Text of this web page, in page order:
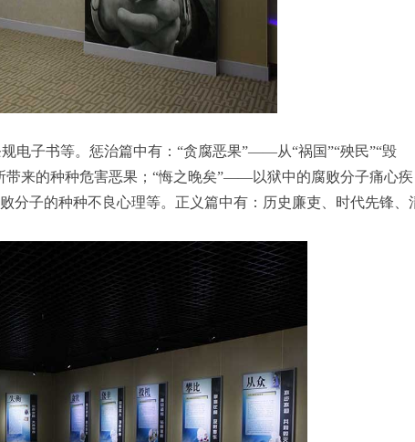
电子书等。惩治篇中有：“贪腐恶果”——从“祸国”“殃民”“毁
带来的种种危害恶果；“悔之晚矣”——以狱中的腐败分子痛心疾
子的种种不良心理等。正义篇中有：历史廉吏、时代先锋、